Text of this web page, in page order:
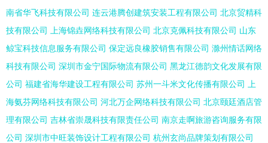
南省华飞科技有限公司 连云港腾创建筑安装工程有限公司 北京贸精科
技有限公司
上海锦垚网络科技有限公司 北京克佩科技有限公司 山东
鲸宝科技信息服务有限公司 保定远良橡胶销售有限公司 滁州情话网络
科技有限公司 深圳市金宁国际物流有限公司 黑龙江德韵文化发展有限
公司 福建省海华建设工程有限公司 苏州一斗米文化传播有限公司
上
海氨芬网络科技有限公司 河北万企网络科技有限公司 北京颐廷酒店管
理有限公司 吉林省崇晟科技有限责任公司 南京走啊旅游咨询服务有限
公司 深圳市中旺装饰设计工程有限公司 杭州玄尚品牌策划有限公司